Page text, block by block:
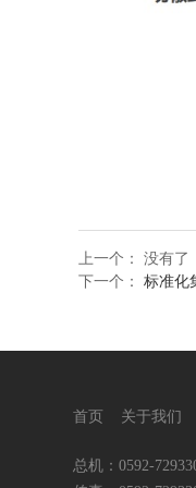
上一个： 没有了
下一个： 标准化
首页 关于我们
总机：0592-